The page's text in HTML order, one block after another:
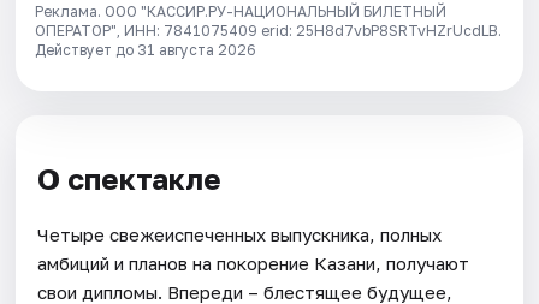
Реклама. ООО "КАССИР.РУ-НАЦИОНАЛЬНЫЙ БИЛЕТНЫЙ
ОПЕРАТОР", ИНН: 7841075409 erid: 25H8d7vbP8SRTvHZrUcdLB.
Действует до 31 августа 2026
О спектакле
Четыре свежеиспеченных выпускника, полных
амбиций и планов на покорение Казани, получают
свои дипломы. Впереди – блестящее будущее,